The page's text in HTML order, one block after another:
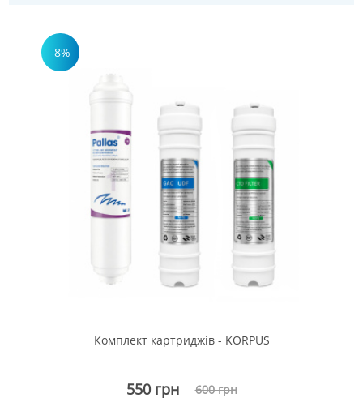
-8%
Комплект картриджів - KORPUS
550 грн 600 грн